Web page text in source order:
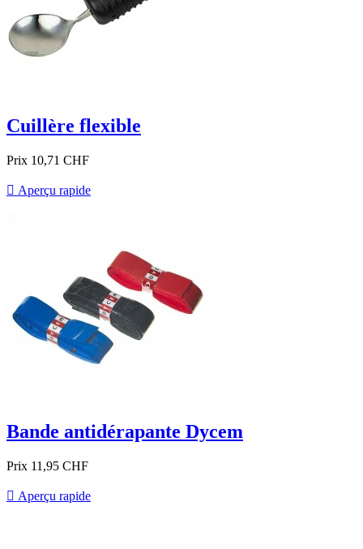
Cuillère flexible
Prix 10,71 CHF
 Aperçu rapide
Bande antidérapante Dycem
Prix 11,95 CHF
 Aperçu rapide